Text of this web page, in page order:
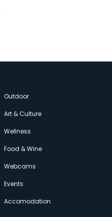
Outdoor
Art & Culture
Wellness
Food & Wine
Webcams
Events
Accomodation